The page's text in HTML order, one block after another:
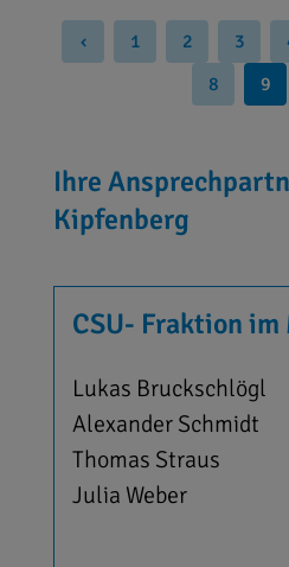
‹ 1 2 3
8
9
Ihre
Kipfenberg
CSU- Fraktion
Lukas Bruckschlögl
Alexander Schmidt
Thomas Straus
Julia Weber